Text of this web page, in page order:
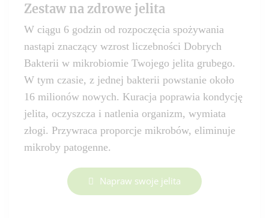
Zestaw na zdrowe jelita
W ciągu 6 godzin od rozpoczęcia spożywania
nastąpi znaczący wzrost liczebności Dobrych
Bakterii w mikrobiomie Twojego jelita grubego.
W tym czasie, z jednej bakterii powstanie około
16 milionów nowych. Kuracja poprawia kondycję
jelita, oczyszcza i natlenia organizm, wymiata
złogi. Przywraca proporcje mikrobów, eliminuje
mikroby patogenne.
Napraw swoje jelita